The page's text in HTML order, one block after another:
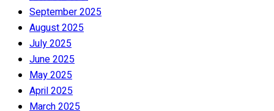
September 2025
August 2025
July 2025
June 2025
May 2025
April 2025
March 2025